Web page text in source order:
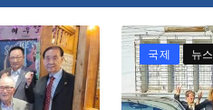
국제 뉴스